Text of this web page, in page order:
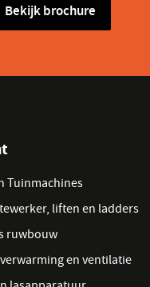
Bekijk brochure
Tuinmachines
liften en ladders
ruwbouw
en ventilatie